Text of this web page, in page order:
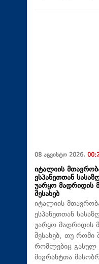
08 აგვისტო 2026,
იტალიის
ესპანეთთან
უარყო მადრიდის
შესახებ
იტალიის
ესპანეთთან
უარყო მადრიდის
შესახებ, თუ რომი
რომლებიც გასულ
მიგრანტთა